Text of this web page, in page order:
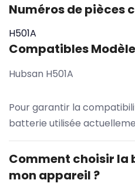
Numéros de pièces
H501A
Compatibles
Hubsan H501A
Pour garantir la
batterie utilisée
Comment choisir la
mon appareil ?